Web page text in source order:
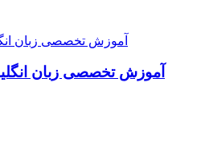
آموزش تخصصی زبان